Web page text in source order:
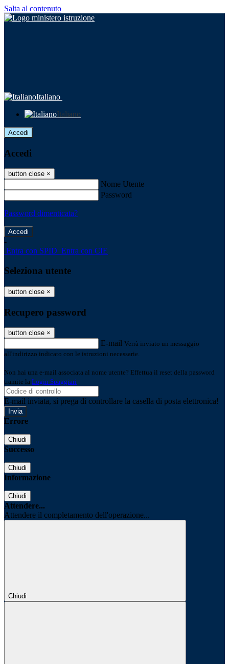
Salta al contenuto
Italiano
Italiano
Accedi
Accedi
button close ×
Nome Utente
Password
Password dimenticata?
-
Entra con SPID Entra con CIE
Seleziona utente
button close ×
Recupero password
button close ×
E-mail Verrà inviato un messaggio
all'indirizzo indicato con le istruzioni necessarie.
Non hai una e-mail associata al nome utente? Effettua il reset della password
tramite la Login Spaggiari
E-mail inviata, si prega di controllare la casella di posta elettronica!
Errore
Chiudi
Successo
Chiudi
Informazione
Chiudi
Attendere...
Attendere il completamento dell'operazione...
Chiudi